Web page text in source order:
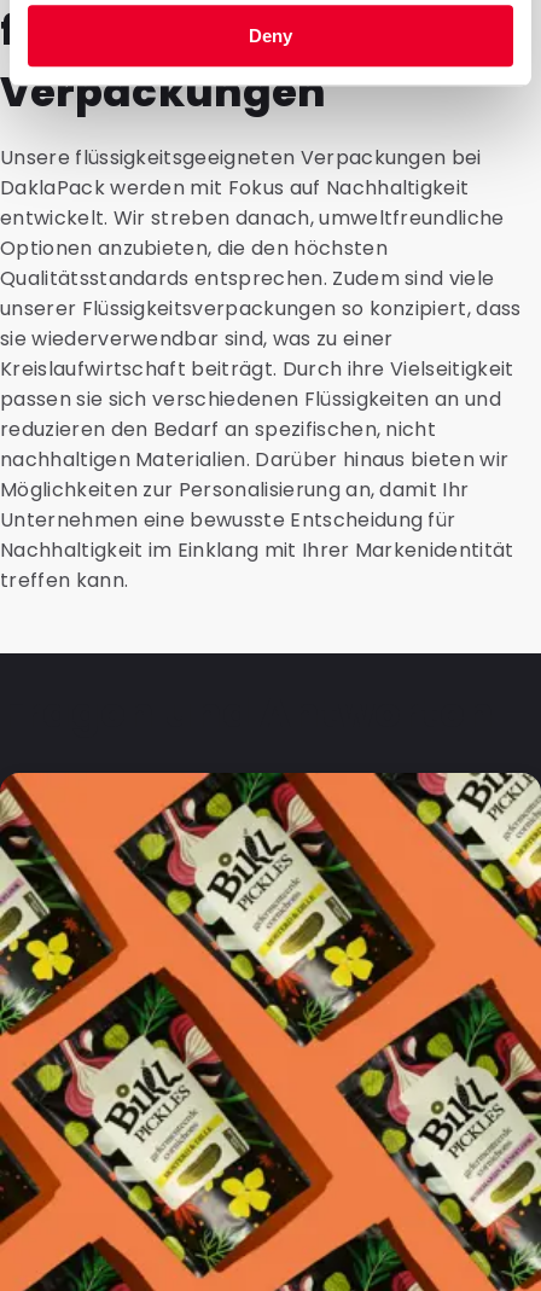
Deny
flüssigkeitsgeeigneter
Verpackungen
Unsere flüssigkeitsgeeigneten Verpackungen bei
DaklaPack werden mit Fokus auf Nachhaltigkeit
entwickelt. Wir streben danach, umweltfreundliche
Optionen anzubieten, die den höchsten
Qualitätsstandards entsprechen. Zudem sind viele
unserer Flüssigkeitsverpackungen so konzipiert, dass
sie wiederverwendbar sind, was zu einer
Kreislaufwirtschaft beiträgt. Durch ihre Vielseitigkeit
passen sie sich verschiedenen Flüssigkeiten an und
reduzieren den Bedarf an spezifischen, nicht
nachhaltigen Materialien. Darüber hinaus bieten wir
Möglichkeiten zur Personalisierung an, damit Ihr
Unternehmen eine bewusste Entscheidung für
Nachhaltigkeit im Einklang mit Ihrer Markenidentität
treffen kann.